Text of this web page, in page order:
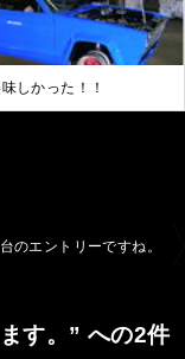
しかった！！
のエントリーですね。
す。” への2件